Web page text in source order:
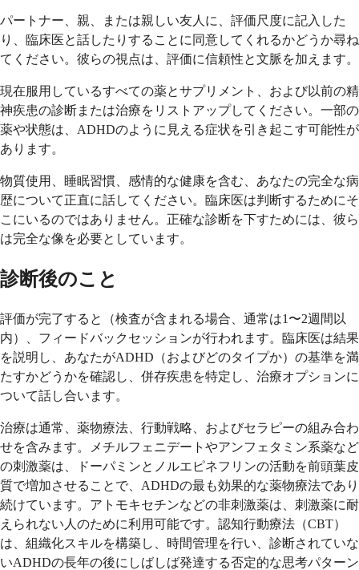
パートナー、親、または親しい友人に、評価尺度に記入した
り、臨床医と話したりすることに同意してくれるかどうか尋ね
てください。彼らの視点は、評価に信頼性と文脈を加えます。
現在服用しているすべての薬とサプリメント、および以前の精
神疾患の診断または治療をリストアップしてください。一部の
薬や状態は、ADHDのように見える症状を引き起こす可能性が
あります。
物質使用、睡眠習慣、感情的な健康を含む、あなたの完全な病
歴について正直に話してください。臨床医は判断するためにそ
こにいるのではありません。正確な診断を下すためには、彼ら
は完全な像を必要としています。
診断後のこと
評価が完了すると（検査が含まれる場合、通常は1〜2週間以
内）、フィードバックセッションが行われます。臨床医は結果
を説明し、あなたがADHD（およびどのタイプか）の基準を満
たすかどうかを確認し、併存疾患を特定し、治療オプションに
ついて話し合います。
治療は通常、薬物療法、行動戦略、およびセラピーの組み合わ
せを含みます。メチルフェニデートやアンフェタミン系薬など
の刺激薬は、ドーパミンとノルエピネフリンの活動を前頭葉皮
質で増加させることで、ADHDの最も効果的な薬物療法であり
続けています。アトモキセチンなどの非刺激薬は、刺激薬に耐
えられない人のために利用可能です。認知行動療法（CBT）
は、組織化スキルを構築し、時間管理を行い、診断されていな
いADHDの長年の後にしばしば発達する否定的な思考パターン